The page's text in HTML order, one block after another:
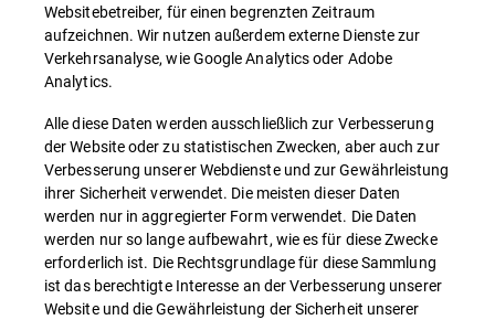
Websitebetreiber, für einen begrenzten Zeitraum
aufzeichnen. Wir nutzen außerdem externe Dienste zur
Verkehrsanalyse, wie Google Analytics oder Adobe
Analytics.
Alle diese Daten werden ausschließlich zur Verbesserung
der Website oder zu statistischen Zwecken, aber auch zur
Verbesserung unserer Webdienste und zur Gewährleistung
ihrer Sicherheit verwendet. Die meisten dieser Daten
werden nur in aggregierter Form verwendet. Die Daten
werden nur so lange aufbewahrt, wie es für diese Zwecke
erforderlich ist. Die Rechtsgrundlage für diese Sammlung
ist das berechtigte Interesse an der Verbesserung unserer
Website und die Gewährleistung der Sicherheit unserer